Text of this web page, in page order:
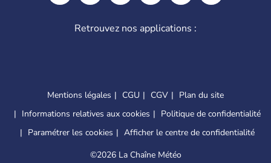
Retrouvez nos applications :
Mentions légales CGU CGV
Plan du site
Informations relatives aux cookies
Politique de confidentialité
Paramétrer les cookies
Afficher le centre de confidentialité
©2026 La Chaîne Météo